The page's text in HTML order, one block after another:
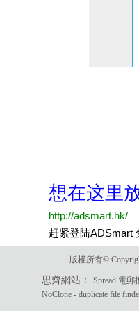
版權所有©
思齊網站：Spread 電郵
NoClone - duplicate file